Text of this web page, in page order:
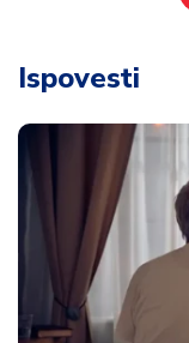
Ispovesti